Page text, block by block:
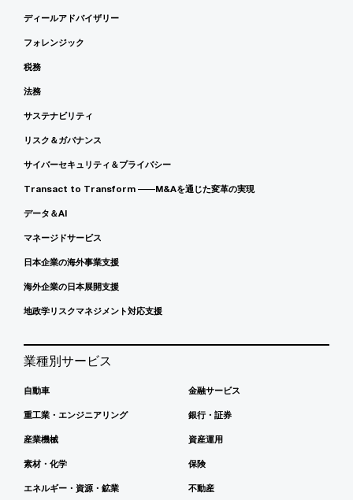
ディールアドバイザリー
フォレンジック
税務
法務
サステナビリティ
リスク＆ガバナンス
サイバーセキュリティ＆プライバシー
Transact to Transform ――M&Aを通じた変革の実現
データ＆AI
マネージドサービス
日本企業の海外事業支援
海外企業の日本展開支援
地政学リスクマネジメント対応支援
業種別サービス
自動車
重工業・エンジニアリング
産業機械
素材・化学
エネルギー・資源・鉱業
金融サービス
銀行・証券
資産運用
保険
不動産